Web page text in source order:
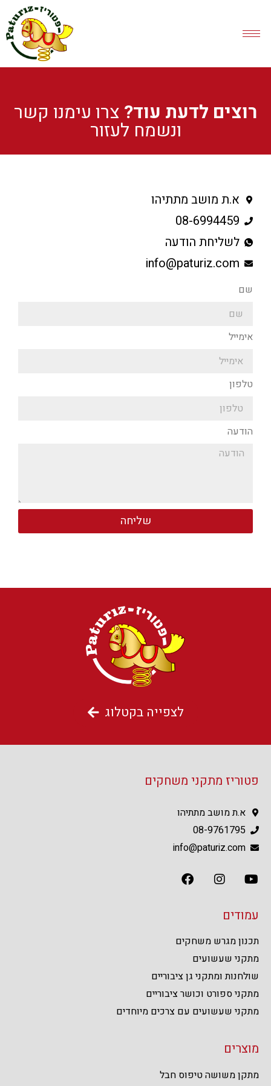
רוצים לדעת עוד? צרו עימנו קשר
ונשמח לעזור
א.ת מושב מתתיהו
08-6994459
לשליחת הודעה
info@paturiz.com
שם
אימייל
טלפון
הודעה
שליחה
לצפייה בקטלוג
פטוריז מתקני משחקים
א.ת מושב מתתיהו
08-9761795
info@paturiz.com
עמודים
תכנון מגרש משחקים
מתקני שעשועים
שולחנות ומתקני גן ציבוריים
מתקני ספורט וכושר ציבוריים
מתקני שעשועים עם צרכים מיוחדים
מוצרים
מתקן משושה טיפוס חבל